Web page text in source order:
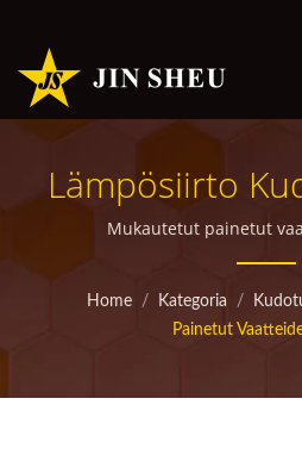
Lämpösiirto
|
Mukautetut painetut
korkealaatuisia
Home / Kategoria /
Painetut